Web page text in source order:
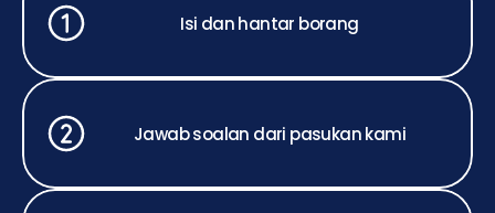
Isi dan hantar borang
Jawab soalan dari pasukan kami